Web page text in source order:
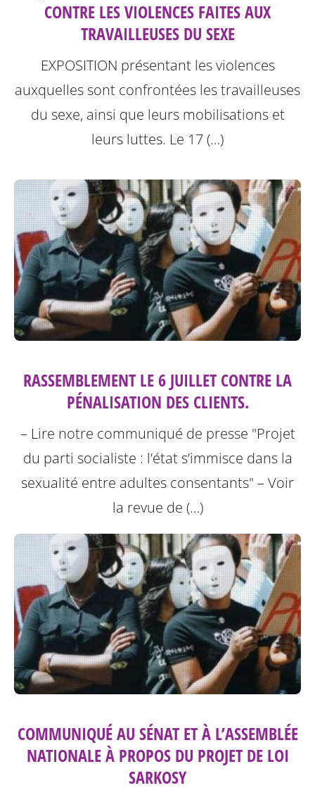
CONTRE LES VIOLENCES FAITES AUX
TRAVAILLEUSES DU SEXE
EXPOSITION présentant les violences
auxquelles sont confrontées les travailleuses
du sexe, ainsi que leurs mobilisations et
leurs luttes. Le 17 (…)
RASSEMBLEMENT LE 6 JUILLET CONTRE LA
PÉNALISATION DES CLIENTS.
– Lire notre communiqué de presse "Projet
du parti socialiste : l’état s’immisce dans la
sexualité entre adultes consentants" – Voir
la revue de (…)
COMMUNIQUÉ AU SÉNAT ET À L’ASSEMBLÉE
NATIONALE À PROPOS DU PROJET DE LOI
SARKOSY